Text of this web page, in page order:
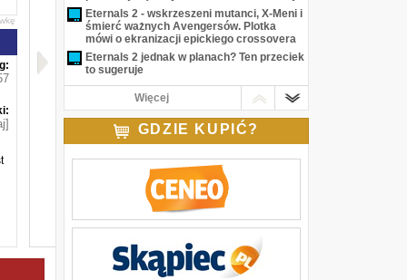
Eternals 2 - wskrzeszeni mutanci, X-Meni i
śmierć ważnych Avengersów. Plotka
mówi o ekranizacji epickiego crossovera
Eternals 2 jednak w planach? Ten przeciek
to sugeruje
Eternals 2 powstanie? Aktor się wygadał o
filmie MCUWięcej
GDZIE KUPIĆ?